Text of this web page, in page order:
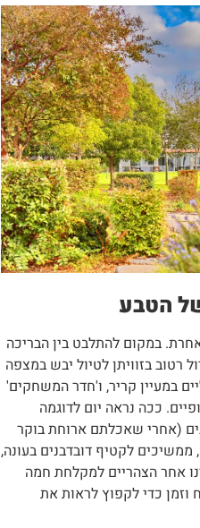
הטבע
במקום להתלבט בין הבריכה
רטוב בזוויתן לטיול יבש במצפה
במעיין קריר, ו'חדר המשחקים'
ככה נראה יום לדוגמה
(אחרי שאכלתם ארוחת בוקר
לקטיף דובדבנים בעונה,
אחר הצהריים למקלחת חמה
וזמן כדי לקפוץ לראות את